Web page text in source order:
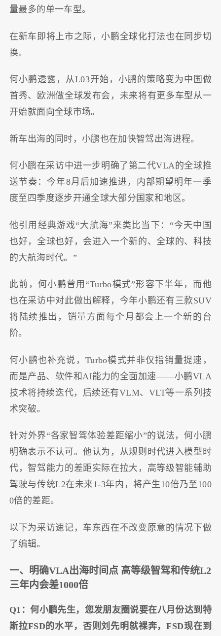
量最多的单一车型。
在新车即将上市之际，小鹏全球化打法也在同步切
换。
何小鹏透露，从L03开始，小鹏的策略变为中国做
首秀、欧洲做全球发布会，未来将有更多车型从一
开始就面向全球市场。
新车出海的同时，小鹏也在加快智驾出海进程。
何小鹏在采访中进一步明确了第二代VLA的全球推
送节奏：今年8月后加速推进，内部期望明年一季
度至四季度逐步开通全球大部分国家和地区。
他引用经典游戏“大航海”来类比当下：“今天中国
也好，全球也好，会进入一个新的、全球的、科技
的大航海时代。”
此前，何小鹏曾用“Turbo模式”形容下半年，而他
也在采访中对此做出解释，今年小鹏还有三款SUV
将陆续推出，销量方面每个月都会上一个新的台
阶。
何小鹏也补充说，Turbo模式并非仅指销量提速，
而是产品、软件和AI能力的全面加速——小鹏VLA
技术将持续迭代，后续还有VLM、VLT等一系列技
术突破。
针对外界“各家智驾体验差距缩小”的说法，何小鹏
明确表示不认可。他认为，从规则时代进入模型时
代，智驾能力的差距实际在拉大，高等级智能辅助
驾驶与传统L2在未来1-3年内，将产生10倍乃至100
0倍的差距。
以下为采访速记，车东西在不改变原意的情况下做
了编辑。
一、明确VLA出海时间点 高等级智驾和传统L2
三年内会差1000倍
Q1：何小鹏先生，您发朋友圈说要在八月份达到特
斯拉FSD的水平，否则刘先明就裸奔，FSD现在到